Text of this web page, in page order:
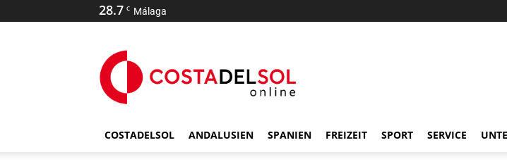
28.7 C Málaga
COSTADELSOL ANDALUSIEN SPANIEN FREIZEIT SPORT SERVICE